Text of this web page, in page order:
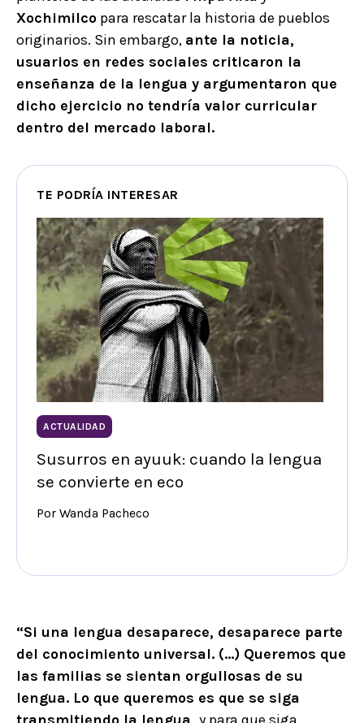
Xochimilco para rescatar la historia de pueblos
originarios. Sin embargo, ante la noticia,
usuarios en redes sociales criticaron la
enseñanza de la lengua y argumentaron que
dicho ejercicio no tendría valor curricular
dentro del mercado laboral.
TE PODRÍA INTERESAR
ACTUALIDAD
Susurros en ayuuk: cuando la lengua
se convierte en eco
Por Wanda Pacheco
“Si una lengua desaparece, desaparece parte
del conocimiento universal. (...) Queremos que
las familias se sientan orgullosas de su
lengua. Lo que queremos es que se siga